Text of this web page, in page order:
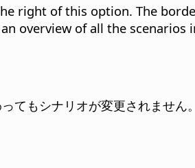
right of this option. The
overview of all the scenarios
てもシナリオが変更されません。